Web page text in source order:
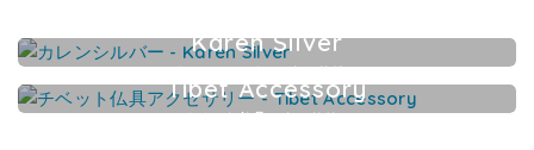
Karen Silver
カレンシルバーアクセサリー
Tibet Accessory
チベット仏具アクセサリー